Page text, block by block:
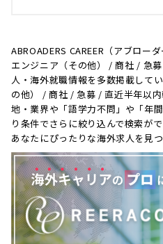
ABROADERS CAREER（アブロー
エンジニア（その他） / 商社 / 急
人・海外就職情報を多数掲載して
の他） / 商社 / 急募 / 直近半年以
地・業界や「語学力不問」や「年
り条件でさらに絞り込んで検索が
あなたにぴったりな海外求人を見